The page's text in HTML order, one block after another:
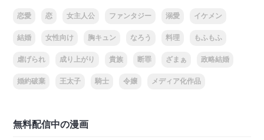
恋愛 恋 女主人公 ファンタジー 溺愛 イケメン
結婚 女性向け 胸キュン なろう 料理 もふもふ
虐げられ 成り上がり 貴族 断罪 ざまぁ 政略結婚
婚約破棄 王太子 騎士 令嬢 メディア化作品
無料配信中の漫画